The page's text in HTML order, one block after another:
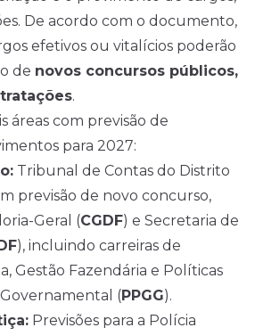
De acordo com o documento,
efetivos ou vitalícios poderão
de novos concursos públicos,
.
áreas com previsão de
para 2027:
Tribunal de Contas do Distrito
previsão de novo concurso,
Geral (CGDF) e Secretaria de
), incluindo carreiras de
Gestão Fazendária e Políticas
(PPGG).
Previsões para a Polícia